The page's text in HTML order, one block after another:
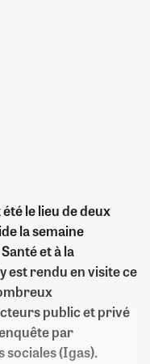
le lieu de deux
la semaine
et à la
est rendu en visite ce
public et privé
par
sociales (Igas).